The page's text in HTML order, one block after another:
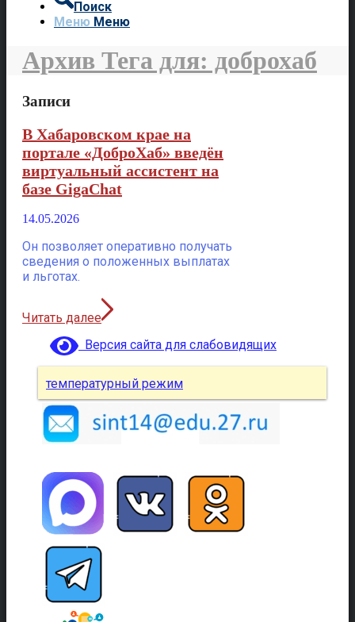
Поиск
Меню Меню
Архив Тега для: доброхаб
Записи
В Хабаровском крае на
портале «ДоброХаб» введён
виртуальный ассистент на
базе GigaChat
14.05.2026
Он позволяет оперативно получать
сведения о положенных выплатах
и льготах.
Читать далее
Версия сайта для слабовидящих
температурный режим